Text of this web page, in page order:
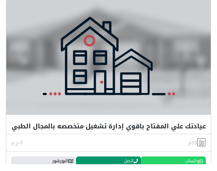
عيادتك علي المفتاح باقوي إدارة تشغيل متخصصه بالمجال الطبي
35م 0 ج.م
واتساب اتصل البورشور